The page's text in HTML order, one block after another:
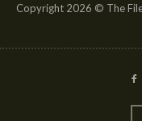
Copyright 2026 © The